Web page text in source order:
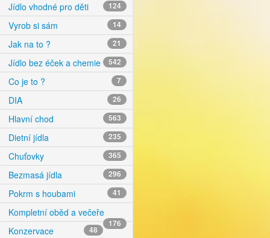
Jídlo vhodné pro děti 124
Vyrob si sám 14
Jak na to ? 21
Jídlo bez éček a chemie 542
Co je to ? 7
DIA 26
Hlavní chod 563
Dietní jídla 235
Chuťovky 365
Bezmasá jídla 296
Pokrm s houbami 41
Kompletní oběd a večeře
176
Konzervace 48